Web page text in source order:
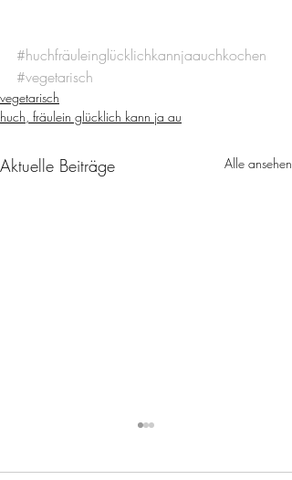
#huchfräuleinglücklichkannjaauchkochen
#vegetarisch
vegetarisch
huch, fräulein glücklich kann ja au
Aktuelle Beiträge Alle ansehen